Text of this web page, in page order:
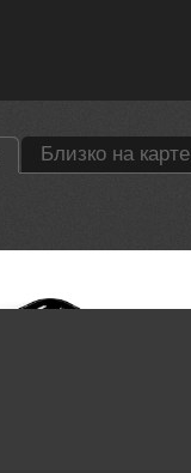
Близко на карте